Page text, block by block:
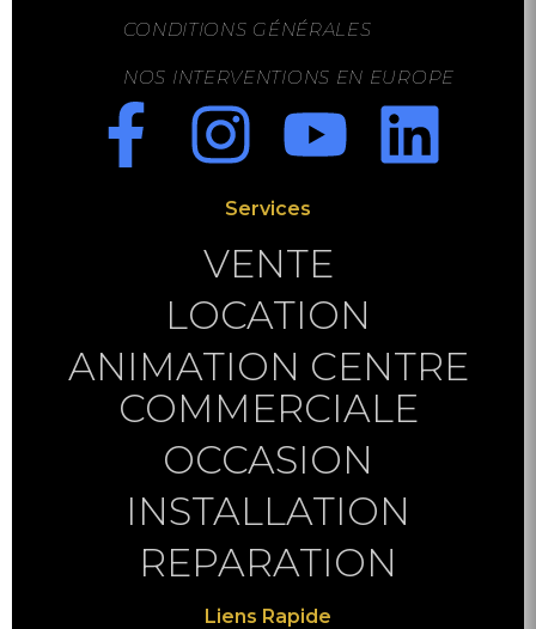
CONDITIONS GÉNÉRALES
NOS INTERVENTIONS EN EUROPE
Services
VENTE
LOCATION
ANIMATION CENTRE
COMMERCIALE
OCCASION
INSTALLATION
REPARATION
Liens Rapide